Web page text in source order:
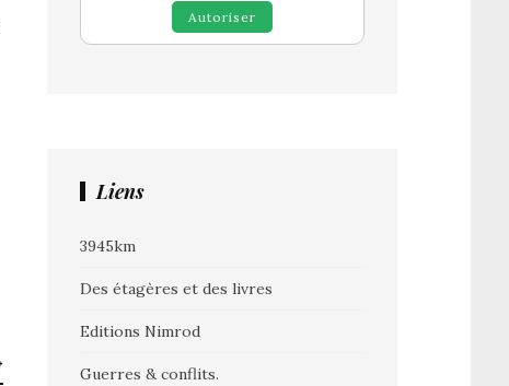
Autoriser
Liens
3945km
Des étagères et des livres
Editions Nimrod
Guerres & conflits.